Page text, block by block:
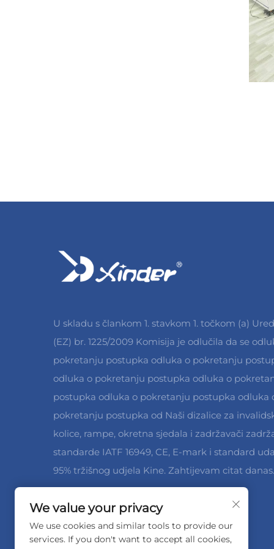
U skladu s člankom 1. stavkom 1. točkom (a)
(EZ) br. 1225/2009 Komisija je odlučila da se
pokretanju postupka odluka o pokretanju
odluka o pokretanju postupka odluka o
postupka odluka o pokretanju postupka odluka
pokretanju postupka od Naši dizalice za
kolice, rampe, okretna sjedala i zadržavači
standarde IATF 16949, CE, E-mark i standard
95% tržišnog udjela Kine. Zahtijevam citat danas.
We value your privacy
We use cookies and similar tools to provide our
services. If you don't want to accept all cookies,